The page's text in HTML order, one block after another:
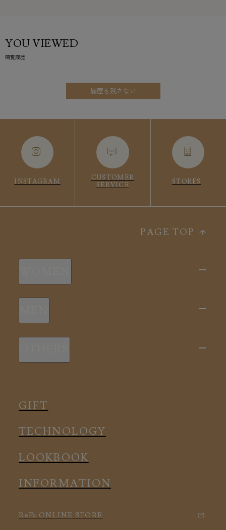
YOU VIEWED
閲覧履歴
履歴を残さない
INSTAGRAM
CUSTOMER
SERVICE
STORES
PAGE TOP
新商品
スリープウェア
ルームウェア
アクセサリー
新商品
ルームウェア
アクセサリー
GIFT
TECHNOLOGY
LOOKBOOK
INFORMATION
ReFa ONLINE STORE